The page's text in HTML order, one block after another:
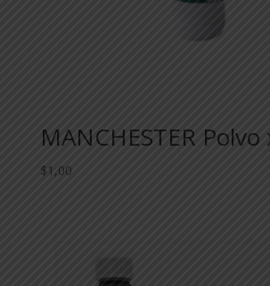
MANCHESTER
$ 1,00